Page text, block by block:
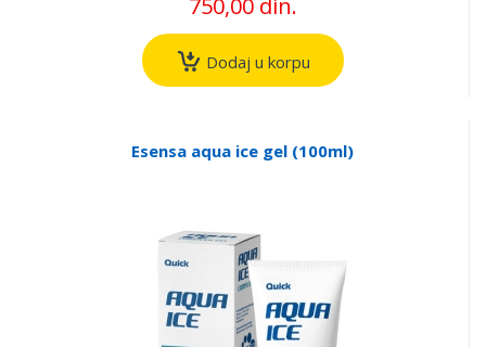
750,00 din.
Dodaj u korpu
Esensa aqua ice gel (100ml)